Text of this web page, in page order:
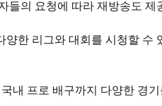
들의 요청에 따라 재방송도 제
한 리그와 대회를 시청할
내 프로 배구까지 다양한 경